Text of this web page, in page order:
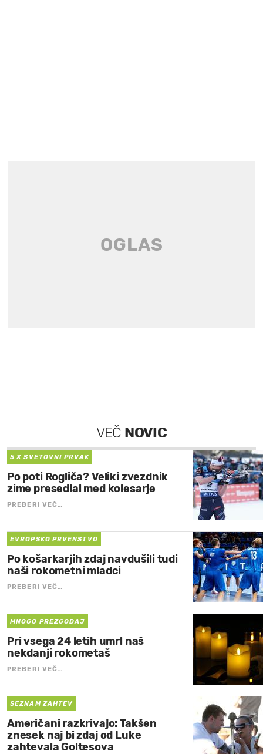
VEČ NOVIC
5 X SVETOVNI PRVAK
Po poti Rogliča? Veliki zvezdnik
zime presedlal med kolesarje
PREBERI VEČ…
EVROPSKO PRVENSTVO
Po košarkarjih zdaj navdušili tudi
naši rokometni mladci
PREBERI VEČ…
MNOGO PREZGODAJ
Pri vsega 24 letih umrl naš
nekdanji rokometaš
PREBERI VEČ…
SEZNAM ZAHTEV
Američani razkrivajo: Takšen
znesek naj bi zdaj od Luke
zahtevala Goltesova